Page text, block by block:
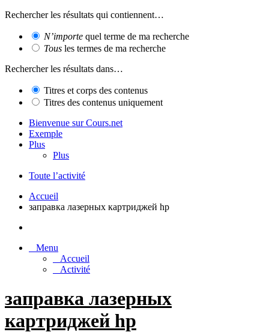
Rechercher les résultats qui contiennent…
N’importe quel terme de ma recherche
Tous les termes de ma recherche
Rechercher les résultats dans…
Titres et corps des contenus
Titres des contenus uniquement
Bienvenue sur Cours.net
Exemple
Plus
Plus
Toute l’activité
Accueil
заправка лазерных картриджей hp
Menu
Accueil
Activité
заправка лазерных
картриджей hp